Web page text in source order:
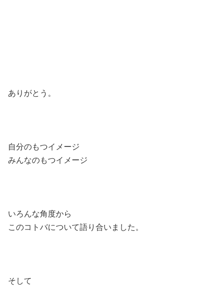
ありがとう。
自分のもつイメージ
みんなのもつイメージ
いろんな角度から
このコトバについて語り合いました。
そして